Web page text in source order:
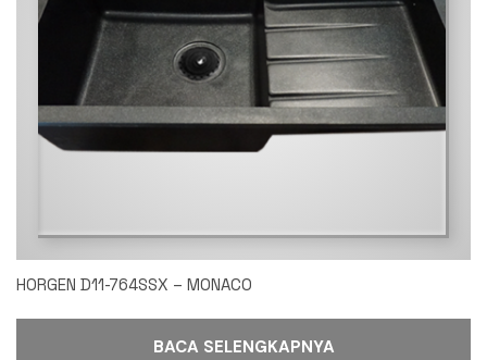
HORGEN D11-764SSX – MONACO
BACA SELENGKAPNYA